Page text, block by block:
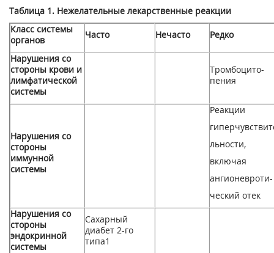
Таблица 1. Нежелательные лекарственные реакции
Класс системы
органов
Часто Нечасто Редко
Нарушения со
стороны крови и
лимфатической
системы
Тромбоцито-
пения
Нарушения со
стороны
иммунной
системы
Реакции
льности,
включая
ангионевроти-
ческий отек
Нарушения со
стороны
эндокринной
системы
Сахарный
диабет 2-го
типа1